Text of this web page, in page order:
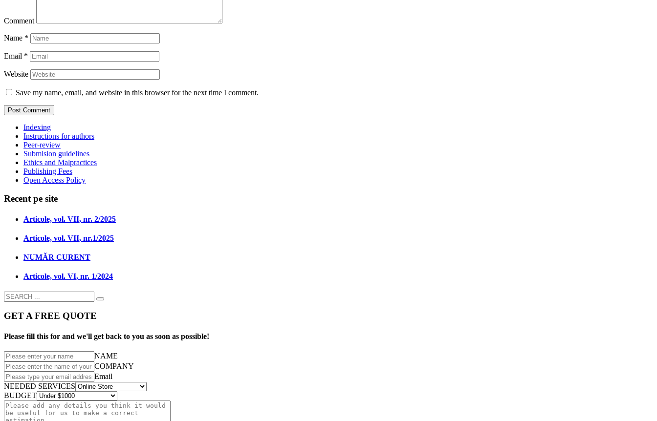
Comment
Name *
Email *
Website
Save my name, email, and website in this browser for the next time I comment.
Indexing
Instructions for authors
Peer-review
Submision guidelines
Ethics and Malpractices
Publishing Fees
Open Access Policy
Recent pe site
Articole, vol. VII, nr. 2/2025
Articole, vol. VII, nr.1/2025
NUMĂR CURENT
Articole, vol. VI, nr. 1/2024
GET A FREE QUOTE
Please fill this for and we'll get back to you as soon as possible!
NAME
COMPANY
Email
NEEDED SERVICES
BUDGET